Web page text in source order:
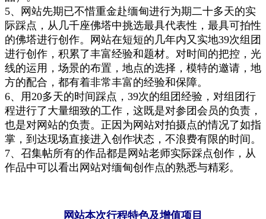
5、网站先期已不惜重金赴缅甸进行为期二十多天的实
际踩点，从几千座佛塔中挑选最具代表性，最具可拍性
的佛塔进行创作。网站在短短的几年内又实地39次组团
进行创作，积累了丰富经验和题材。对时间的把控，光
线的运用， 场景的布置，地点的选择 ，模特的邀请，地
方的配合，都有着非常丰富的经验和保障。
6、用20多天的时间踩点，39次的组团经验，对组团行
程进行了大量细致的工作，这既是对参团会员的负责，
也是对网站的负责。正因为网站对拍摄点的情况了如指
掌，到达现场直接进入创作状态，不浪费有限的时间。
7、召集帖所有的作品都是网站老师实际踩点创作，从
作品中可以看出网站对缅甸创作点的熟悉与精彩。
网站本次行程特色及增值项目